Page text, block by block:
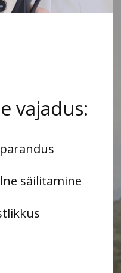
vajadus:
säilitamine